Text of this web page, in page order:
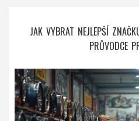
JAK VYBRAT NEJLEPŠÍ
PRŮVODCE